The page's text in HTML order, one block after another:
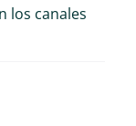
los canales